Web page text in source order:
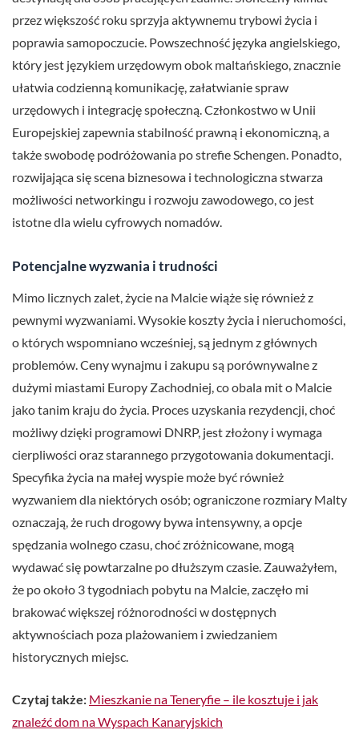
przez większość roku sprzyja aktywnemu trybowi życia i
poprawia samopoczucie. Powszechność języka angielskiego,
który jest językiem urzędowym obok maltańskiego, znacznie
ułatwia codzienną komunikację, załatwianie spraw
urzędowych i integrację społeczną. Członkostwo w Unii
Europejskiej zapewnia stabilność prawną i ekonomiczną, a
także swobodę podróżowania po strefie Schengen. Ponadto,
rozwijająca się scena biznesowa i technologiczna stwarza
możliwości networkingu i rozwoju zawodowego, co jest
istotne dla wielu cyfrowych nomadów.
Potencjalne wyzwania i trudności
Mimo licznych zalet, życie na Malcie wiąże się również z
pewnymi wyzwaniami. Wysokie koszty życia i nieruchomości,
o których wspomniano wcześniej, są jednym z głównych
problemów. Ceny wynajmu i zakupu są porównywalne z
dużymi miastami Europy Zachodniej, co obala mit o Malcie
jako tanim kraju do życia. Proces uzyskania rezydencji, choć
możliwy dzięki programowi DNRP, jest złożony i wymaga
cierpliwości oraz starannego przygotowania dokumentacji.
Specyfika życia na małej wyspie może być również
wyzwaniem dla niektórych osób; ograniczone rozmiary Malty
oznaczają, że ruch drogowy bywa intensywny, a opcje
spędzania wolnego czasu, choć zróżnicowane, mogą
wydawać się powtarzalne po dłuższym czasie. Zauważyłem,
że po około 3 tygodniach pobytu na Malcie, zaczęło mi
brakować większej różnorodności w dostępnych
aktywnościach poza plażowaniem i zwiedzaniem
historycznych miejsc.
Czytaj także: Mieszkanie na Teneryfie – ile kosztuje i jak
znaleźć dom na Wyspach Kanaryjskich